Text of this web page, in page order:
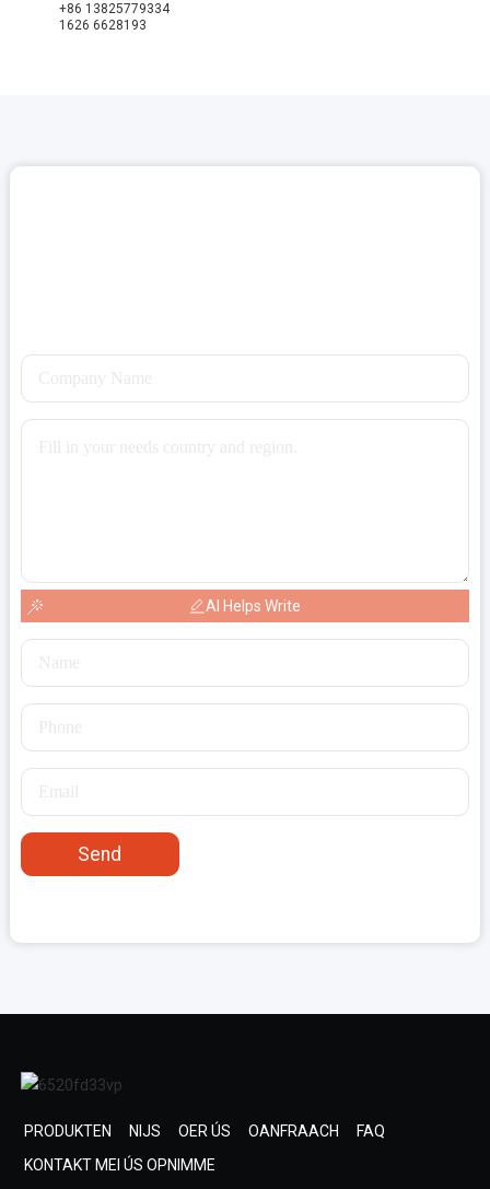
+86 13825779334
1626 6628193
AI Helps Write
Send
PRODUKTEN NIJS OER ÚS OANFRAACH
FAQ
KONTAKT MEI ÚS OPNIMME